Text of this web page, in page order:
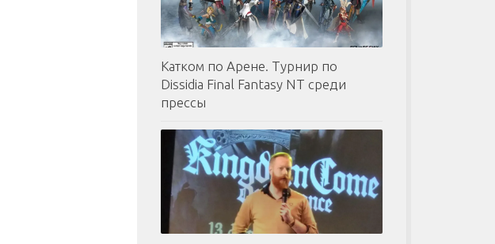
Катком по Арене. Турнир по
Dissidia Final Fantasy NT среди
прессы